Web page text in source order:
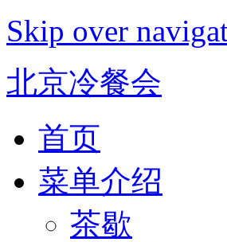
Skip over
北京冷餐会
首页
菜单介绍
茶歇